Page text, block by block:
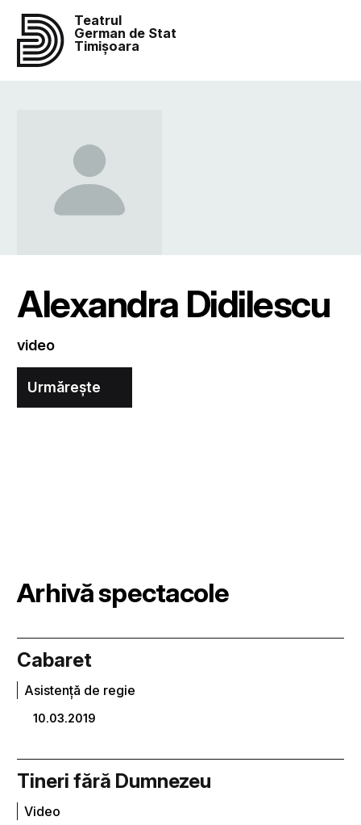
Teatrul
German de Stat
Timișoara
Alexandra Didilescu
video
Urmărește
Arhivă spectacole
Cabaret
Asistenţă de regie
10.03.2019
Tineri fără Dumnezeu
Video